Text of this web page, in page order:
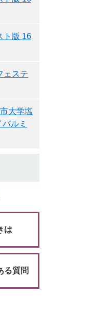
ト版 16
ェステ
大学塩
ルミ
は
る質問